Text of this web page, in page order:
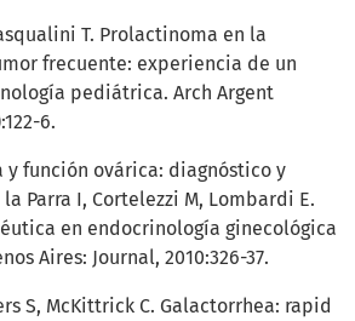
T. Prolactinoma en la
frecuente: experiencia de un
pediátrica. Arch Argent
6.
y función ovárica: diagnóstico y
Parra I, Cortelezzi M, Lombardi E.
en endocrinología ginecológica
Aires: Journal, 2010:326-37.
S, McKittrick C. Galactorrhea: rapid